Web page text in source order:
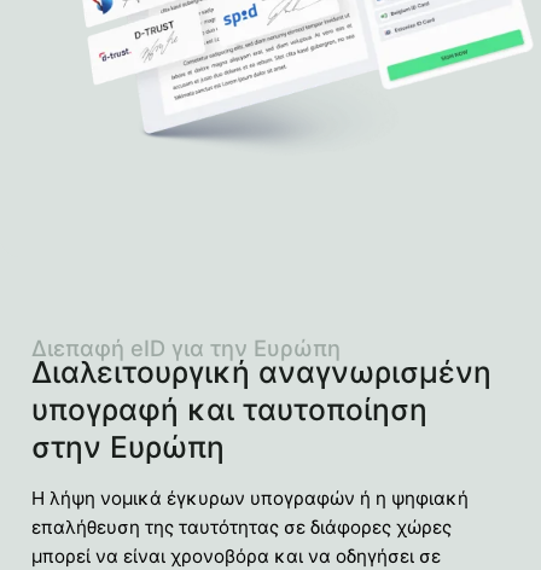
Διαλειτουργική αναγνωρισμένη
υπογραφή και ταυτοποίηση
στην Ευρώπη
Διεπαφή eID για την Ευρώπη
Η λήψη νομικά έγκυρων υπογραφών ή η ψηφιακή
επαλήθευση της ταυτότητας σε διάφορες χώρες
μπορεί να είναι χρονοβόρα και να οδηγήσει σε